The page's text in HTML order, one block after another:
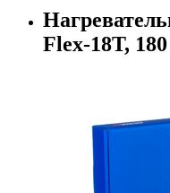
Flex-18T,